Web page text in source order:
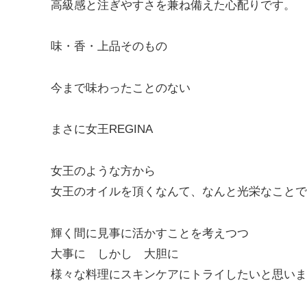
高級感と注ぎやすさを兼ね備えた心配りです。
味・香・上品そのもの
今まで味わったことのない
まさに女王REGINA
女王のような方から
女王のオイルを頂くなんて、なんと光栄なこと
輝く間に見事に活かすことを考えつつ
大事に しかし 大胆に
様々な料理にスキンケアにトライしたいと思いま